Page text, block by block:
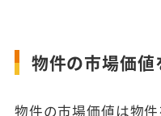
物件の市場価値
物件の市場価値は物